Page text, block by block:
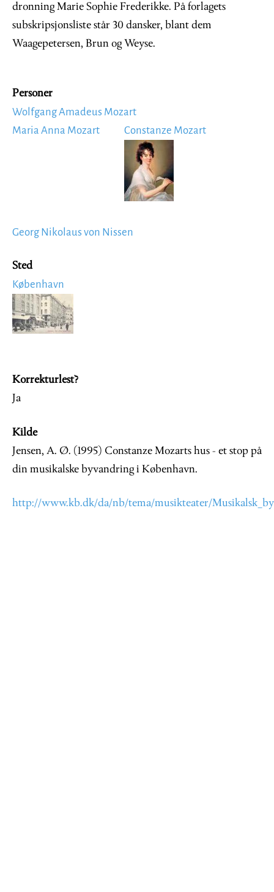
dronning Marie Sophie Frederikke. På forlagets
subskripsjonsliste står 30 dansker, blant dem
Waagepetersen, Brun og Weyse.
Personer
Wolfgang Amadeus Mozart
Maria Anna Mozart
Constanze Mozart
Image
Georg Nikolaus von Nissen
Sted
København
Image
Korrekturlest?
Ja
Kilde
Jensen, A. Ø. (1995) Constanze Mozarts hus - et stop på
din musikalske byvandring i København.
http://www.kb.dk/da/nb/tema/musikteater/